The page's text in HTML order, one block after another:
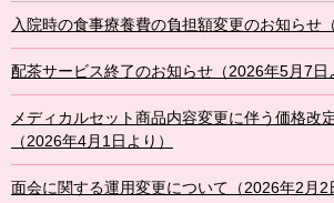
入院時の食事療養費の負担額変更のお知らせ
配茶サービス終了のお知らせ（2026年5月7日
メディカルセット商品内容変更に伴う価格改
（2026年4月1日より）
面会に関する運用変更について（2026年2月2